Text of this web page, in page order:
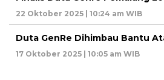
22 Oktober 2025 | 10:24 am WIB
Duta GenRe Dihimbau Bantu
17 Oktober 2025 | 10:05 am WIB